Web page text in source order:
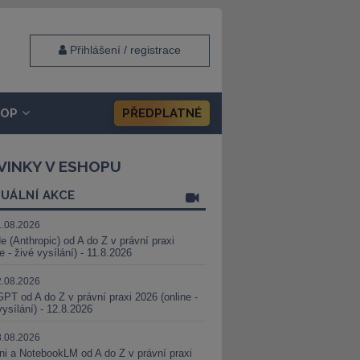
Přihlášení / registrace
PŘEDPLATNÉ
V ESHOPU
AKCE
(Anthropic) od A do Z v právní praxi
- živé vysílání) - 11.8.2026
od A do Z v právní praxi 2026 (online -
- 12.8.2026
a NotebookLM od A do Z v právní praxi